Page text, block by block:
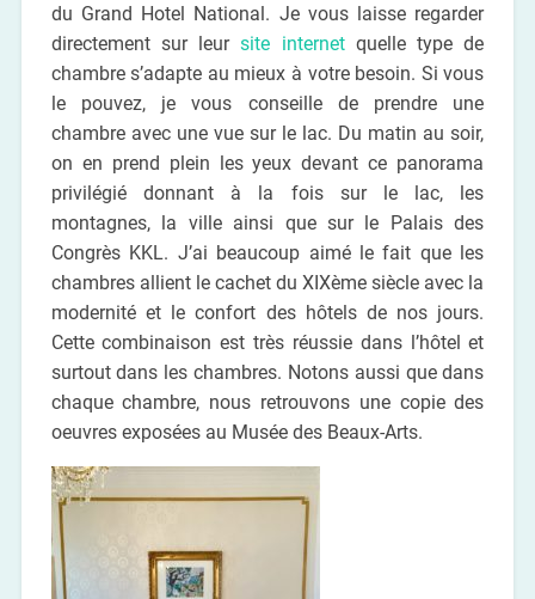
du Grand Hotel National. Je vous laisse regarder
directement sur leursite internetquelle type de
chambre s’adapte au mieux à votre besoin. Si vous
le pouvez, je vous conseille de prendre une
chambre avec une vue sur le lac. Du matin au soir,
on en prend plein les yeux devant ce panorama
privilégié donnant à la fois sur le lac, les
montagnes, la ville ainsi que sur le Palais des
Congrès KKL. J’ai beaucoup aimé le fait que les
chambres allient le cachet du XIXème siècle avec la
modernité et le confort des hôtels de nos jours.
Cette combinaison est très réussie dans l’hôtel et
surtout dans les chambres. Notons aussi que dans
chaque chambre, nous retrouvons une copie des
oeuvres exposées au Musée des Beaux-Arts.